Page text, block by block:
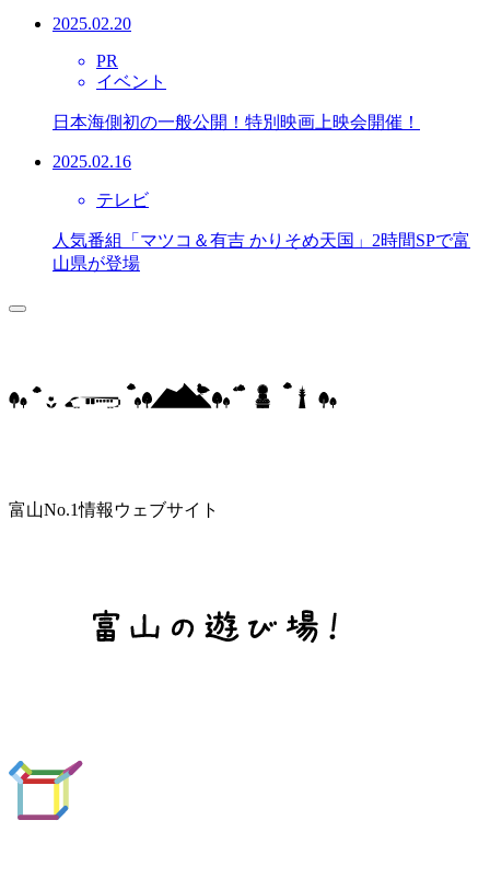
2025.02.20
PR
イベント
日本海側初の一般公開！特別映画上映会開催！
2025.02.16
テレビ
人気番組「マツコ＆有吉 かりそめ天国」2時間SPで富
山県が登場
富山No.1情報ウェブサイト